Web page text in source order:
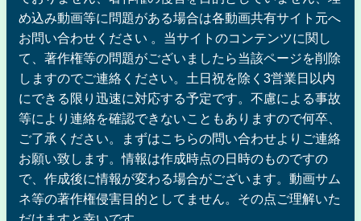
め込み動画等に問題がある場合は各動画共有サイト元へ
お問い合わせください 。当サイトのコンテンツに関し
て、著作権等の問題がございましたら当該ページを削除
しますのでご連絡ください。土日祝を除く3営業日以内
にできる限り迅速に対応する予定です。不慮による事故
等により連絡を確認できないこともありますので何卒、
ご了承ください。まずはこちらの問い合わせよりご連絡
お願い致します。情報は作成時点の日時のものですの
で、作成後に情報が変わる場合がございます。動画サム
ネ等の著作権侵害目的としてません。その点ご理解いた